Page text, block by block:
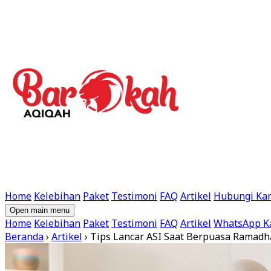
Home Kelebihan Paket Testimoni FAQ Artikel Hubungi
Open main menu
Home Kelebihan Paket Testimoni FAQ Artikel WhatsApp
Beranda› Artikel › Tips Lancar ASI Saat Berpuasa